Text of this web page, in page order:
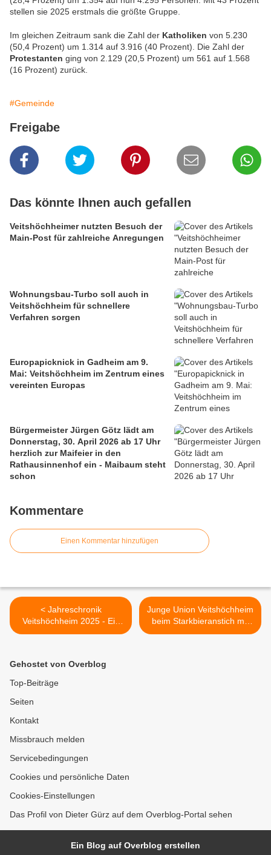
stellen sie 2025 erstmals die größte Gruppe.
Im gleichen Zeitraum sank die Zahl der Katholiken von 5.230
(50,4 Prozent) um 1.314 auf 3.916 (40 Prozent). Die Zahl der
Protestanten ging von 2.129 (20,5 Prozent) um 561 auf 1.568
(16 Prozent) zurück.
#Gemeinde
Freigabe
Das könnte Ihnen auch gefallen
Veitshöchheimer nutzten Besuch der
Main-Post für zahlreiche Anregungen
Wohnungsbau-Turbo soll auch in
Veitshöchheim für schnellere
Verfahren sorgen
Europapicknick in Gadheim am 9.
Mai: Veitshöchheim im Zentrum eines
vereinten Europas
Bürgermeister Jürgen Götz lädt am
Donnerstag, 30. April 2026 ab 17 Uhr
herzlich zur Maifeier in den
Rathausinnenhof ein - Maibaum steht
schon
Kommentare
Einen Kommentar hinzufügen
< Jahreschronik
Veitshöchheim 2025 - Ein
Rückblick auf 92 Seiten
Junge Union Veitshöchheim
beim Starkbieranstich mit
Markus Söder >
Gehostet von Overblog
Top-Beiträge
Seiten
Kontakt
Missbrauch melden
Servicebedingungen
Cookies und persönliche Daten
Cookies-Einstellungen
Das Profil von Dieter Gürz auf dem Overblog-Portal sehen
Ein Blog auf Overblog erstellen